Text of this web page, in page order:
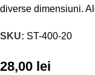
diverse dimensiuni.
SKU: ST-400-20
28,00 lei